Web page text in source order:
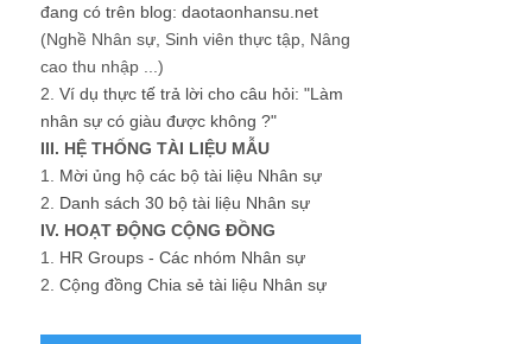
đang có trên blog: daotaonhansu.net
(Nghề Nhân sự, Sinh viên thực tập, Nâng
cao thu nhập ...)
2. Ví dụ thực tế trả lời cho câu hỏi: "Làm
nhân sự có giàu được không ?"
III. HỆ THỐNG TÀI LIỆU MẪU
1. Mời ủng hộ các bộ tài liệu Nhân sự
2. Danh sách 30 bộ tài liệu Nhân sự
IV. HOẠT ĐỘNG CỘNG ĐỒNG
1. HR Groups - Các nhóm Nhân sự
2. Cộng đồng Chia sẻ tài liệu Nhân sự